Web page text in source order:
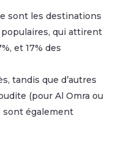
sont les destinations
qui attirent
et 17% des
tandis que d’autres
(pour Al Omra ou
sont également